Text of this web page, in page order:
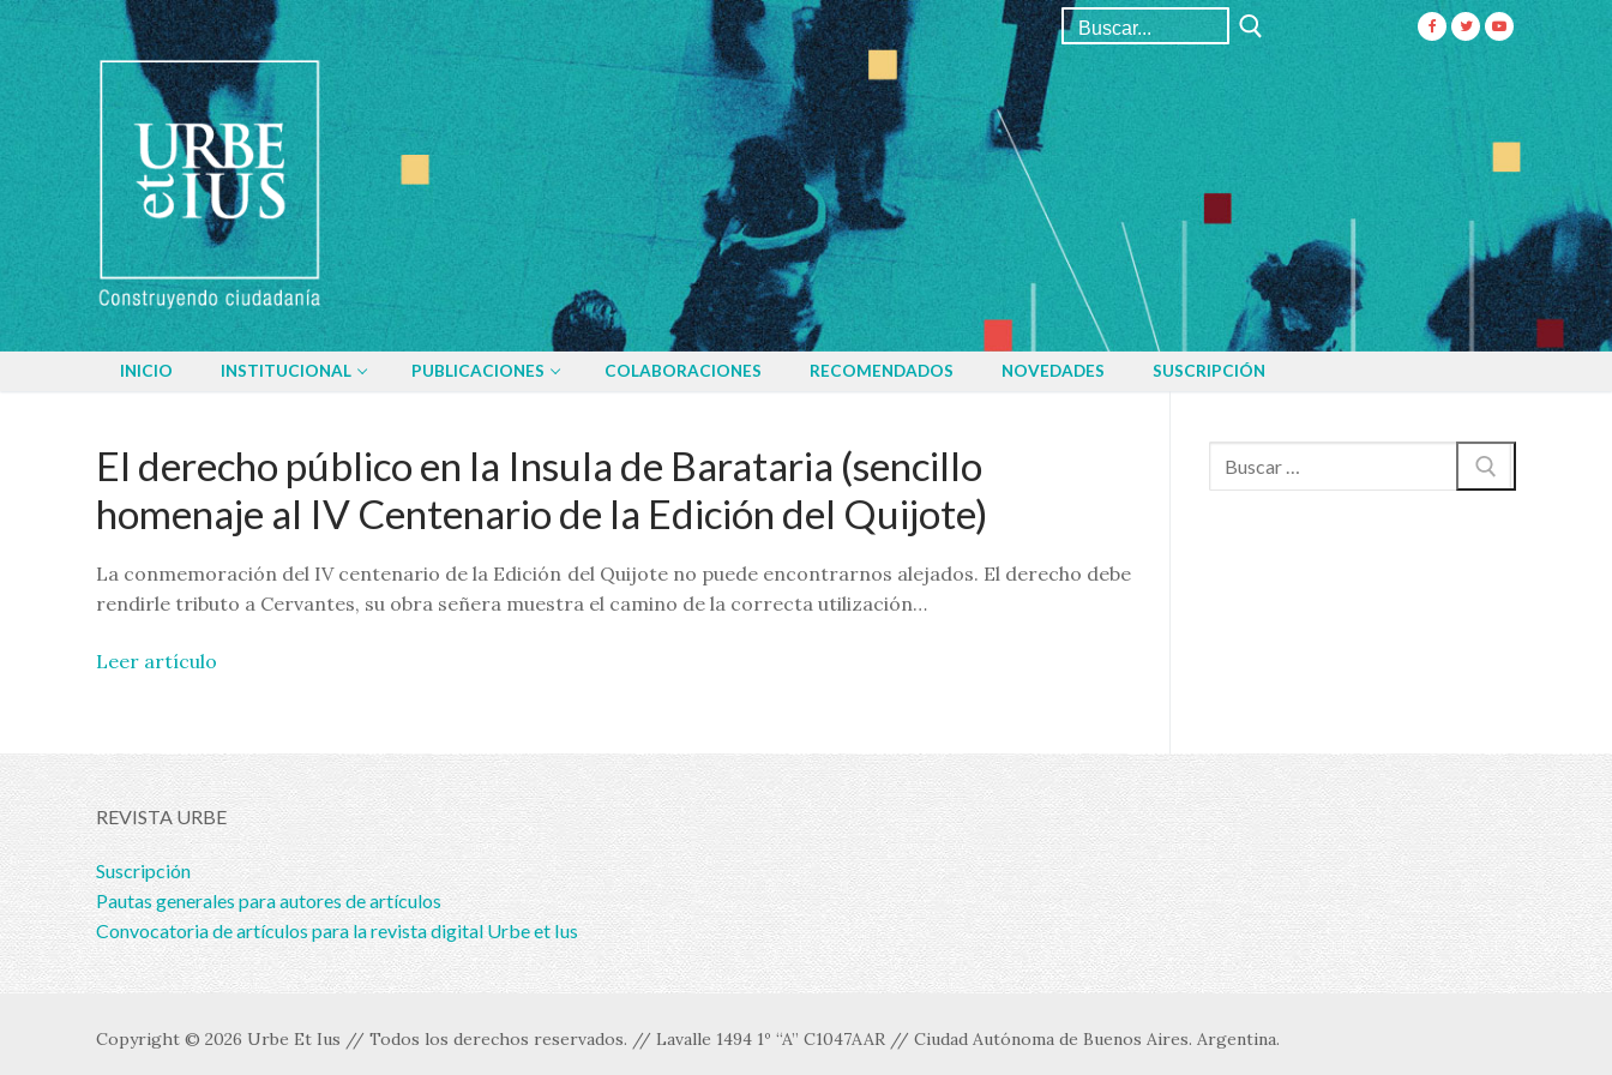
Buscar:
INICIO INSTITUCIONAL PUBLICACIONES COLABORACIONES RECOMENDADOS NOVEDADES SUSCRIPCIÓN
El derecho público en la Insula de Barataria (sencillo
homenaje al IV Centenario de la Edición del Quijote)
La conmemoración del IV centenario de la Edición del Quijote no puede encontrarnos alejados. El derecho debe
rendirle tributo a Cervantes, su obra señera muestra el camino de la correcta utilización…
Leer artículo
Buscar:
REVISTA URBE
Suscripción
Pautas generales para autores de artículos
Convocatoria de artículos para la revista digital Urbe et Ius
Copyright © 2026 Urbe Et Ius // Todos los derechos reservados. // Lavalle 1494 1º “A” C1047AAR // Ciudad Autónoma de Buenos Aires. Argentina.